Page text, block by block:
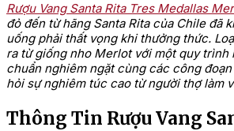
Rượu Vang Santa Rita Tres Medallas
đỏ đến từ hãng Santa Rita của Chile đã
uống phải thất vọng khi thưởng thức.
ra từ giống nho Merlot với một quy trình
chuẩn nghiêm ngặt cùng các công
hỏi sự nghiêm túc cao từ người thợ làm
Thông Tin Rượu Vang